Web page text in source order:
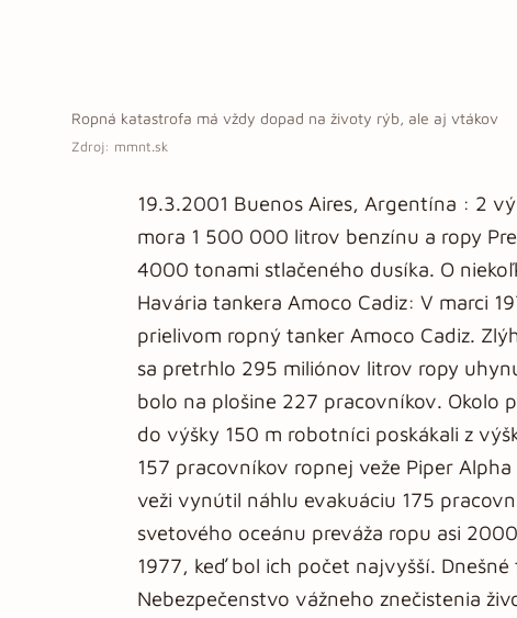
Ropná katastrofa má vždy dopad na životy rýb, ale aj vtákov
Zdroj: mmnt.sk
19.3.2001 Buenos Aires, Argentína : 2
mora 1 500 000 litrov benzínu a ropy
4000 tonami stlačeného dusíka. O
Havária tankera Amoco Cadiz: V marci
prielivom ropný tanker Amoco Cadiz.
sa pretrhlo 295 miliónov litrov ropy
bolo na plošine 227 pracovníkov. Okolo
do výšky 150 m robotníci poskákali z
157 pracovníkov ropnej veže Piper
veži vynútil náhlu evakuáciu 175
svetového oceánu preváža ropu asi
1977, keď bol ich počet najvyšší.
Nebezpečenstvo vážneho znečistenia